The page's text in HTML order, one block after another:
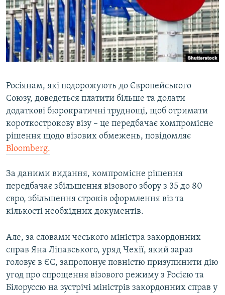
ФОТО
СПЕЦПРОЄКТИ
ПОДКАСТИ
РУС
УКР
КТАТ
ДОЛУЧАЙСЯ!
Усі сайти RFE/RL
Росіянам, які подорожують до Європейського
Союзу, доведеться платити більше та долати
додаткові бюрократичні труднощі, щоб отримати
короткострокову візу – це передбачає компромісне
рішення щодо візових обмежень, повідомляє
Bloomberg.
За даними видання, компромісне рішення
передбачає збільшення візового збору з 35 до 80
євро, збільшення строків оформлення віз та
кількості необхідних документів.
Але, за словами чеського міністра закордонних
справ Яна Ліпавського, уряд Чехії, який зараз
головує в ЄС, запропонує повністю призупинити дію
угод про спрощення візового режиму з Росією та
Білоруссю на зустрічі міністрів закордонних справ у